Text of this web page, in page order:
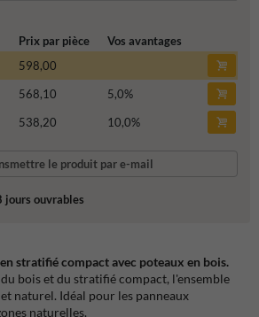
Prix par pièce
Vos avantages
598,00
568,10 5,0%
538,20 10,0%
le produit par e-mail
jours ouvrables
stratifié compact avec poteaux en bois.
bois et du stratifié compact, l'ensemble
naturel. Idéal pour les panneaux
naturelles.